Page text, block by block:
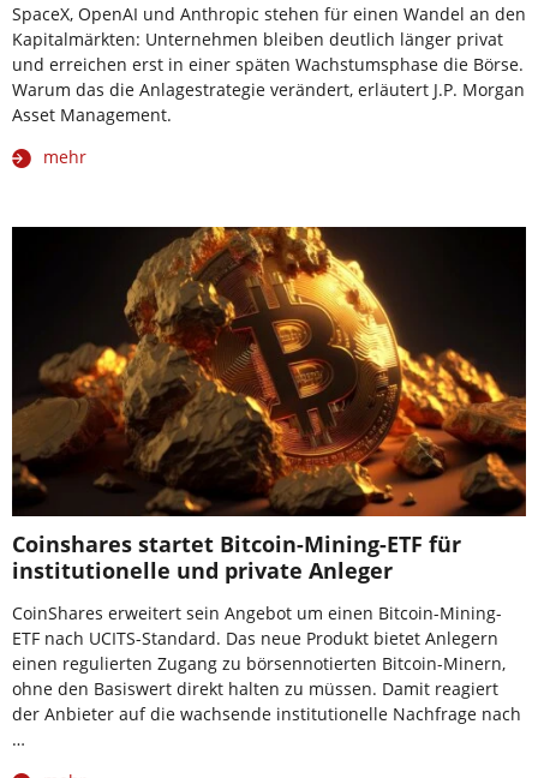
SpaceX, OpenAI und Anthropic stehen für einen Wandel an den
Kapitalmärkten: Unternehmen bleiben deutlich länger privat
und erreichen erst in einer späten Wachstumsphase die Börse.
Warum das die Anlagestrategie verändert, erläutert J.P. Morgan
Asset Management.
mehr
Coinshares startet Bitcoin-Mining-ETF für
institutionelle und private Anleger
CoinShares erweitert sein Angebot um einen Bitcoin-Mining-
ETF nach UCITS-Standard. Das neue Produkt bietet Anlegern
einen regulierten Zugang zu börsennotierten Bitcoin-Minern,
ohne den Basiswert direkt halten zu müssen. Damit reagiert
der Anbieter auf die wachsende institutionelle Nachfrage nach
…